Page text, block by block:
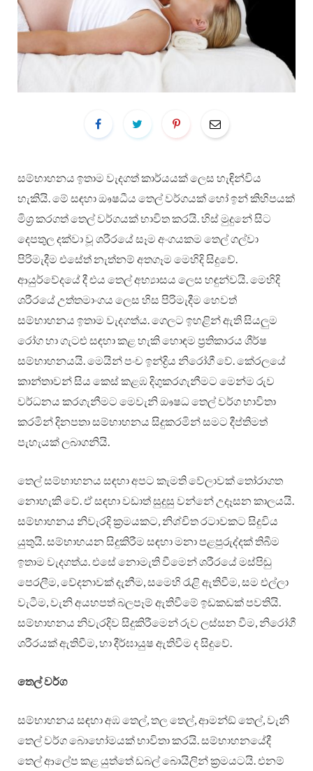
සම්භාහනය ඉතාම වැදගත් කාර්යයක් ලෙස හැඳින්විය
හැකියි. මේ සඳහා ඖෂධීය තෙල් වර්ගයක් හෝ ඉන් කිහිපයක්
මිශ්‍ර කරගත් තෙල් වර්ගයක් භාවිත කරයි. හිස් මුදුනේ සිට
දෙපතුල දක්වා වූ ශරීරයේ සෑම අංගයකම තෙල් ගල්වා
පිරිමැදීම එසේත් නැත්නම් අතගෑම මෙහිදි සිදුවේ.
ආයුර්වේදයේ දී එය තෙල් අභ්‍යාසය ලෙස හඳුන්වයි. මෙහිදි
ශරීරයේ උත්තමාංගය ලෙස හිස පිරිමැදීම හෙවත්
සම්භාහනය ඉතාම වැදගත්ය. ගෙලට ඉහළින් ඇති සියලුම
රෝග හා ගැටළු සඳහා කළ හැකි හොඳම ප්‍රතිකාරය ශීර්ෂ
සම්භාහනයයි. මෙයින් පංච ඉන්ද්‍රිය නිරෝගී වේ. කේරලයේ
කාන්තාවන් සිය කෙස් කළඹ දිගුකරගැනීමට මෙන්ම රුව
වර්ධනය කරගැනීමට මෙවැනි ඖෂධ තෙල් වර්ග භාවිතා
කරමින් දිනපතා සම්භාහනය සිදුකරමින් සමට දීප්තිමත්
පැහැයක් ලබාගනියි.
තෙල් සම්භාහනය සඳහා අපට කැමති වේලාවක් තෝරාගත
නොහැකි වේ. ඒ සඳහා වඩාත් සුදුසු වන්නේ උදෑසන කාලයයි.
සම්භාහනය නිවැරදි ක්‍රමයකට, නිශ්චිත රටාවකට සිදුවිය
යුතුයි. සම්භාහයන සිදුකිරීම සඳහා මනා පළපුරුද්දක් තිබීම
ඉතාම වැදගත්ය. එසේ නොමැති වීමෙන් ශරීරයේ මස්පිඬු
පෙරලීම, වේදනාවක් දැනීම, සමෙහි රැළි ඇතිවීම, සම එල්ලා
වැටීම, වැනි අයහපත් බලපෑම් ඇතිවීමේ ඉඩකඩක් පවතියි.
සම්භාහනය නිවැරදිව සිදුකිරීමෙන් රුව ලස්සන වීම, නිරෝගී
ශරීරයක් ඇතිවීම, හා දීර්ඝායුෂ ඇතිවීම ද සිදුවේ.
තෙල් වර්ග
සම්භාහනය සඳහා අඹ තෙල්, තල තෙල්, ආමන්ඞ් තෙල්, වැනි
තෙල් වර්ග බොහෝමයක් භාවිතා කරයි. සම්භාහනයේදී
තෙල් ආලේප කළ යුත්තේ ඩබල් බොයිලින් ක්‍රමයටයි. එනම්